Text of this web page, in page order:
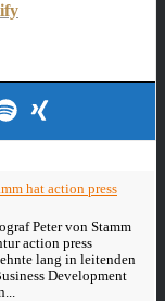
hat action press
Peter von Stamm
action press
lang in leitenden
Development